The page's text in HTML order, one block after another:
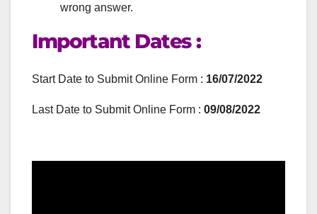
wrong answer.
Important Dates :
Start Date to Submit Online Form : 16/07/2022
Last Date to Submit Online Form : 09/08/2022